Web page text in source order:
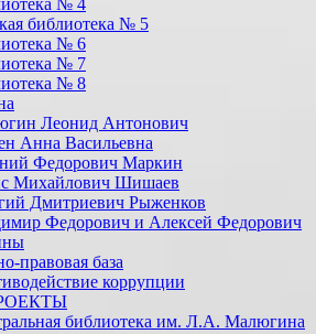
библиотека № 5
№ 6
№ 7
№ 8
Леонид Антонович
Анна Васильевна
Федорович Маркин
Михайлович Шишаев
Дмитриевич Рыженков
Федорович и Алексей Федорович
правовая база
коррупции
библиотека им. Л.А. Малюгина